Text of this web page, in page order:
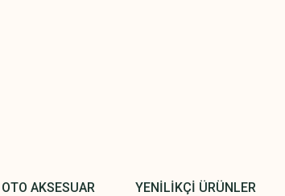
OTO AKSESUAR YENİLİKÇİ ÜRÜNLER